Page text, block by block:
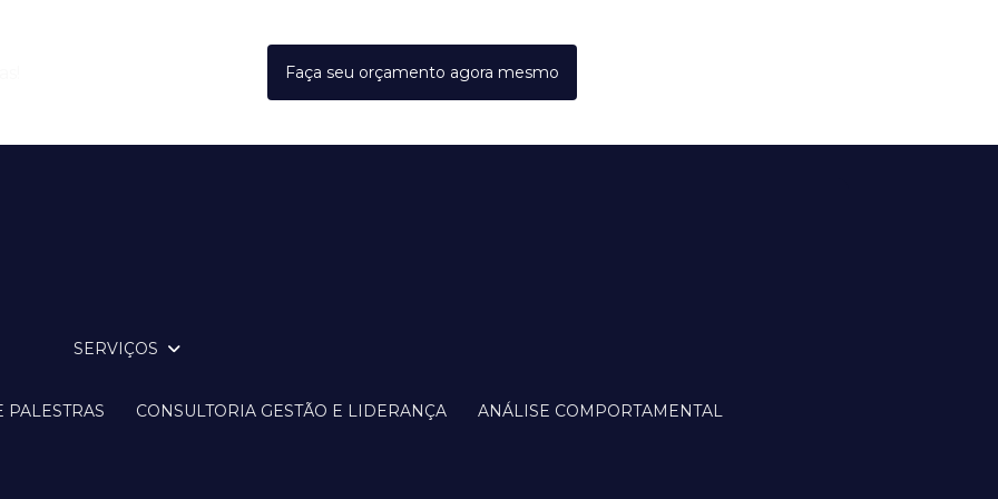
Faça seu orçamento agora mesmo
SERVIÇOS
PALESTRAS CONSULTORIA GESTÃO E LIDERANÇA ANÁLISE COMPORTAMENTAL